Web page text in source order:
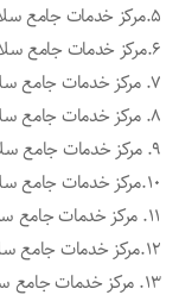
۵.مرکز خدمات جامع سلامت روستایی کاکا حسینقلی
۶.مرکز خدمات جامع سلامت روستایی باغلی مرامه
۷. مرکز خدمات جامع سلامت روستایی بی بی شیروان
۸. مرکز خدمات جامع سلامت روستایی ایمر ملاساری
۹. مرکز خدمات جامع سلامت روستایی تقی آباد
۱۰.مرکز خدمات جامع سلامت روستایی پشمک پناده
۱۱. مرکز خدمات جامع سلامت روستایی فجر
۱۲.مرکز خدمات جامع سلامت روستایی ایمر محمد قلی آخوند
۱۳. مرکز خدمات جامع سلامت روستایی آق آباد